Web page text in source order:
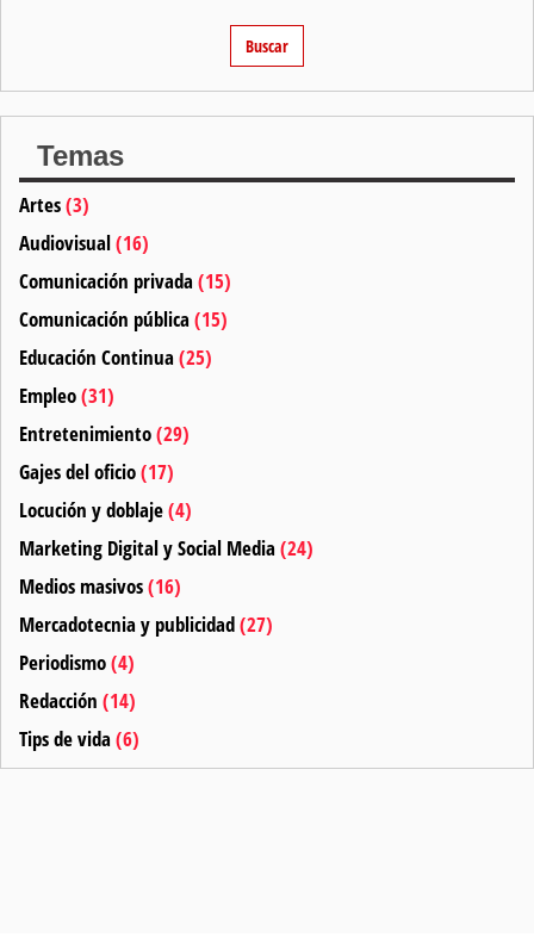
Temas
Artes(3)
Audiovisual(16)
Comunicación privada(15)
Comunicación pública(15)
Educación Continua(25)
Empleo(31)
Entretenimiento(29)
Gajes del oficio(17)
Locución y doblaje(4)
Marketing Digital y Social Media(24)
Medios masivos(16)
Mercadotecnia y publicidad(27)
Periodismo(4)
Redacción (14)
Tips de vida(6)